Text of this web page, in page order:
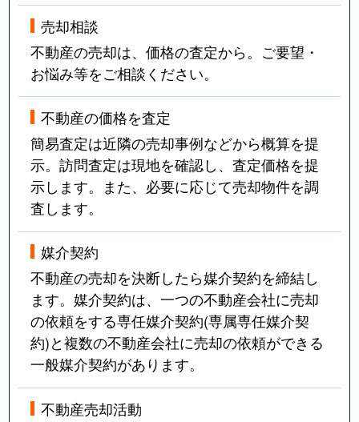
売却相談
不動産の売却は、価格の査定から。ご要望・
お悩み等をご相談ください。
不動産の価格を査定
簡易査定は近隣の売却事例などから概算を提
示。訪問査定は現地を確認し、査定価格を提
示します。また、必要に応じて売却物件を調
査します。
媒介契約
不動産の売却を決断したら媒介契約を締結し
ます。媒介契約は、一つの不動産会社に売却
の依頼をする専任媒介契約(専属専任媒介契
約)と複数の不動産会社に売却の依頼ができる
一般媒介契約があります。
不動産売却活動